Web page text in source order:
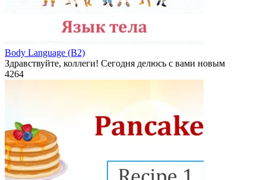
Body Language (B2)
Здравствуйте, коллеги! Сегодня делюсь с вами новым
4264